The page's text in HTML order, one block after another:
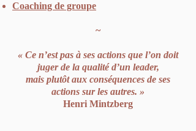
Coaching de groupe
~
« Ce n’est pas à ses actions que l’on doit
juger de la qualité d’un leader,
mais plutôt aux conséquences de ses
actions sur les autres. »
Henri Mintzberg